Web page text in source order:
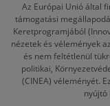
Az Európai Unió által
támogatási
Keretprogramjából
nézetek és vélemények
és nem feltétlenül
politikai,
(CINEA) véleményét.
nyújtó